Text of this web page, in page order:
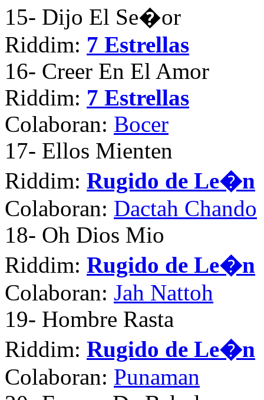
15- Dijo El Se�or
Riddim: 7 Estrellas
16- Creer En El Amor
Riddim: 7 Estrellas
Colaboran: Bocer
17- Ellos Mienten
Riddim: Rugido de Le�n
Colaboran: Dactah Chando
18- Oh Dios Mio
Riddim: Rugido de Le�n
Colaboran: Jah Nattoh
19- Hombre Rasta
Riddim: Rugido de Le�n
Colaboran: Punaman